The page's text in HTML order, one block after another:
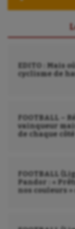
Sport
Tir à
EDITO : Mais
cyclisme de
FOOTBALL –
vainqueur
de chaque côté
FOOTBALL
Pandor : «
nos couleurs »